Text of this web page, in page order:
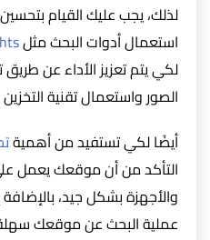
لذلك، يجب عليك القيام
استعمال أدوات البحث مثل
لكي يتم تعزيز الأداء عن
الصور واستعمال تقنية
أيضًا لكي تستفيد من أهمية
التأكد من أن موقعك يعمل
والأجهزة بشكل جيد،
عملية البحث عن موقعك